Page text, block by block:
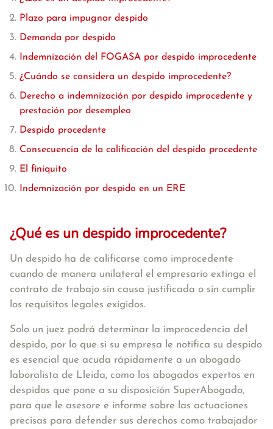
Plazo para impugnar despido
Demanda por despido
Indemnización del FOGASA por despido improcedente
¿Cuándo se considera un despido improcedente?
Derecho a indemnización por despido improcedente y
prestación por desempleo
Despido procedente
Consecuencia de la calificación del despido procedente
El finiquito
Indemnización por despido en un ERE
¿Qué es un despido improcedente?
Un despido ha de calificarse como improcedente
cuando de manera unilateral el empresario extinga el
contrato de trabajo sin causa justificada o sin cumplir
los requisitos legales exigidos.
Solo un juez podrá determinar la improcedencia del
despido, por lo que si su empresa le notifica su despido
es esencial que acuda rápidamente a un abogado
laboralista de Lleida, como los abogados expertos en
despidos que pone a su disposición SuperAbogado,
para que le asesore e informe sobre las actuaciones
precisas para defender sus derechos como trabajador